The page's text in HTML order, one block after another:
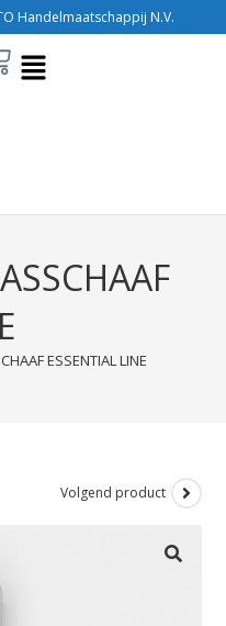
Handelmaatschappij N.V.
ESSENTIAL LINE
Volgend product